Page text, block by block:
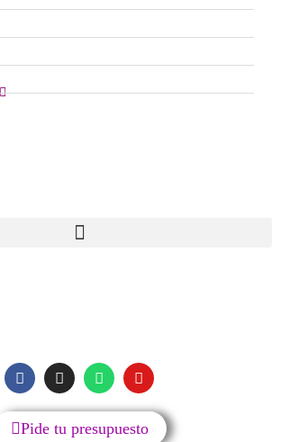
Reparación Consolas
Reparación Tv
Reparación Portátiles
Reparación Smartwatch
Pide tu presupuesto